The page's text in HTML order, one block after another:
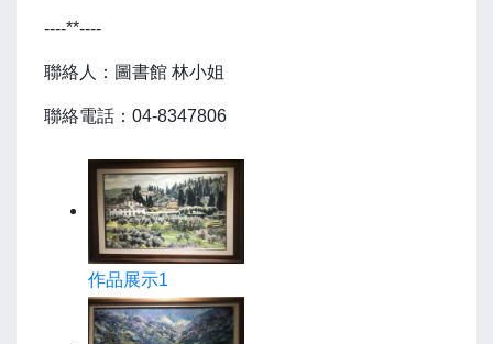
----**----
聯絡人：圖書館 林小姐
聯絡電話：04-8347806
作品展示1